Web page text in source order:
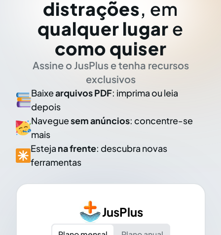
distrações, em
qualquer lugar e
como quiser
Assine o JusPlus e tenha recursos
exclusivos
Baixearquivos PDF: imprima ou leia
depois
Naveguesem anúncios: concentre-se
mais
Esteja na frente: descubra novas
ferramentas
JusPlus